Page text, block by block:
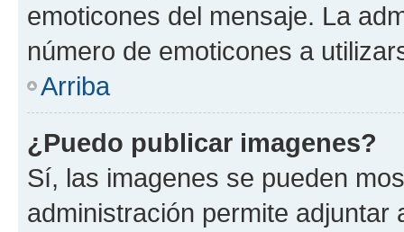
emoticones del mensaje. La
número de emoticones a
Arriba
¿Puedo publicar imagenes?
Sí, las imagenes se pueden
administración permite